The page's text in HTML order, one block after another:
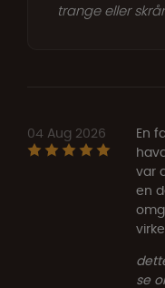
trange eller
04 Aug 2026
En
var
en
se